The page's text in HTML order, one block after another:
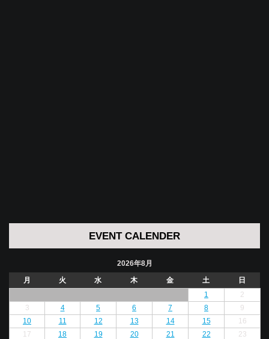
EVENT CALENDER
2026年8月
月
火 水 木 金 土
日
1
2
3
4 5 6 7 8
9
10
11 12 13 14 15
16
17
18 19 20 21 22
23